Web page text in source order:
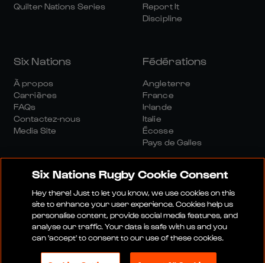
Quilter Nations Series
Report It
Discipline
Six Nations
À propos
Carrières
FAQs
Contactez-nous
Media Site
Fédérations
Angleterre
France
Irlande
Italie
Écosse
Pays de Galles
Site Média Conditions Générales
Politique De ConfidentialitéPolitique De Cookies
Politique Sociale Et Numérique
Six Nations Rugby Cookie Consent
Hey there! Just to let you know, we use cookies on this
site to enhance your user experience. Cookies help us
personalise content, provide social media features, and
analyse our traffic. Your data is safe with us and you
can 'accept' to consent to our use of these cookies.